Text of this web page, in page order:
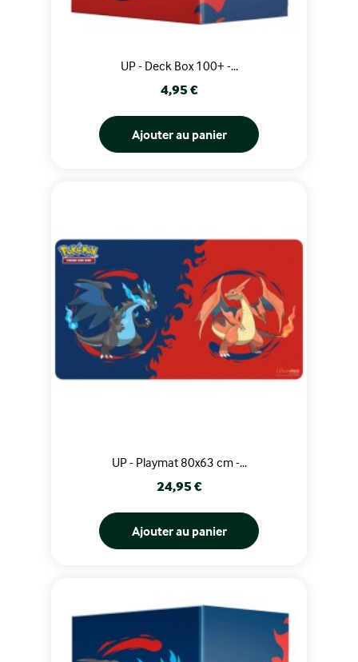
UP - Deck Box 100+ -...
Prix
4,95 €
Ajouter au panier
UP - Playmat 80x63 cm -...
Prix
24,95 €
Ajouter au panier